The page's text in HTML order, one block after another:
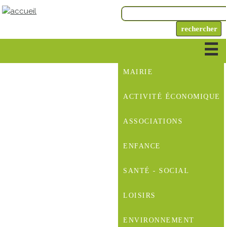
MAIRIE
ACTIVITÉ ÉCONOMIQUE
ASSOCIATIONS
ENFANCE
SANTÉ - SOCIAL
LOISIRS
ENVIRONNEMENT